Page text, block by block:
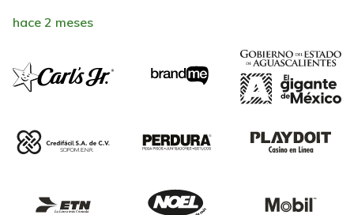
hace 2 meses